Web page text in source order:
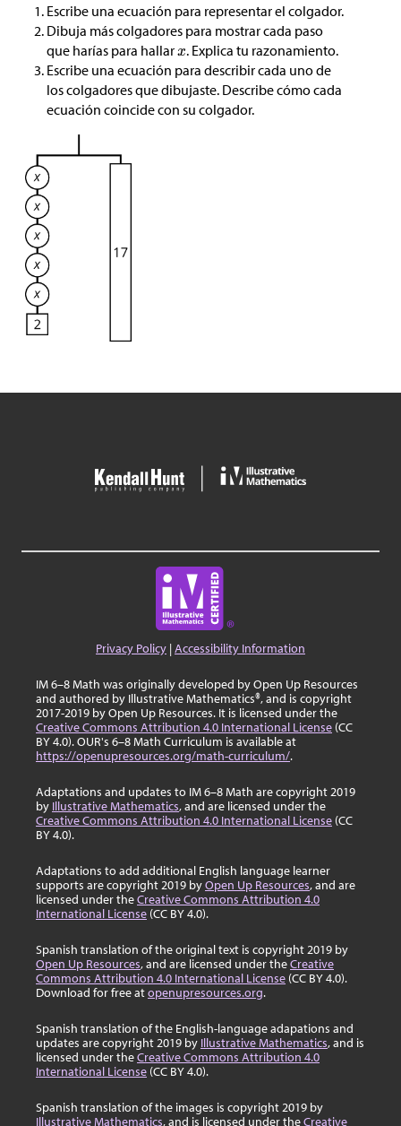
Escribe una ecuación para representar el colgador.
Dibuja más colgadores para mostrar cada paso
que harías para hallar
. Explica tu razonamiento.
Escribe una ecuación para describir cada uno de
los colgadores que dibujaste. Describe cómo cada
ecuación coincide con su colgador.
Privacy Policy |Accessibility Information
IM 6–8 Math was originally developed by Open Up Resources
and authored by Illustrative Mathematics®, and is copyright
2017-2019 by Open Up Resources. It is licensed under the
Creative Commons Attribution 4.0 International License (CC
BY 4.0). OUR's 6–8 Math Curriculum is available at
https://openupresources.org/math-curriculum/.
Adaptations and updates to IM 6–8 Math are copyright 2019
by Illustrative Mathematics, and are licensed under the
Creative Commons Attribution 4.0 International License (CC
BY 4.0).
Adaptations to add additional English language learner
supports are copyright 2019 byOpen Up Resources, and are
licensed under theCreative Commons Attribution 4.0
International License (CC BY 4.0).
Spanish translation of the original text is copyright 2019 by
Open Up Resources, and are licensed under theCreative
Commons Attribution 4.0 International License (CC BY 4.0).
Download for free atopenupresources.org.
Spanish translation of the English-language adapations and
updates are copyright 2019 by Illustrative Mathematics, and is
licensed under theCreative Commons Attribution 4.0
International License (CC BY 4.0).
Spanish translation of the images is copyright 2019 by
Illustrative Mathematics, and is licensed under theCreative